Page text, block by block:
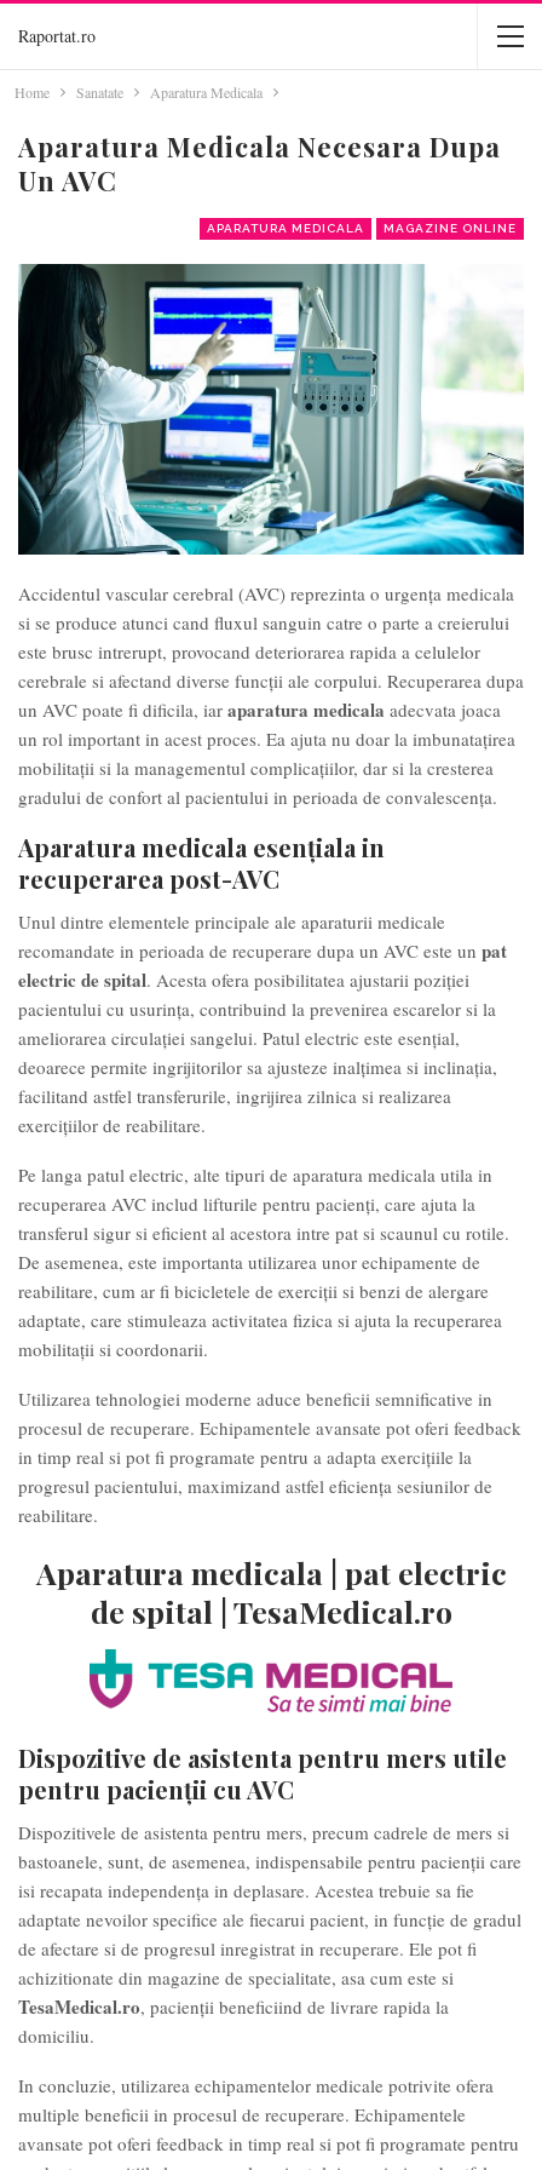
Raportat.ro
Home Sanatate Aparatura Medicala
Aparatura Medicala Necesara Dupa
Un AVC
APARATURA MEDICALA MAGAZINE ONLINE
Accidentul vascular cerebral (AVC) reprezinta o urgența medicala
si se produce atunci cand fluxul sanguin catre o parte a creierului
este brusc intrerupt, provocand deteriorarea rapida a celulelor
cerebrale si afectand diverse funcții ale corpului. Recuperarea dupa
un AVC poate fi dificila, iar aparatura medicala adecvata joaca
un rol important in acest proces. Ea ajuta nu doar la imbunatațirea
mobilitații si la managementul complicațiilor, dar si la cresterea
gradului de confort al pacientului in perioada de convalescența.
Aparatura medicala esențiala in
recuperarea post-AVC
Unul dintre elementele principale ale aparaturii medicale
recomandate in perioada de recuperare dupa un AVC este un pat
electric de spital. Acesta ofera posibilitatea ajustarii poziției
pacientului cu usurința, contribuind la prevenirea escarelor si la
ameliorarea circulației sangelui. Patul electric este esențial,
deoarece permite ingrijitorilor sa ajusteze inalțimea si inclinația,
facilitand astfel transferurile, ingrijirea zilnica si realizarea
exercițiilor de reabilitare.
Pe langa patul electric, alte tipuri de aparatura medicala utila in
recuperarea AVC includ lifturile pentru pacienți, care ajuta la
transferul sigur si eficient al acestora intre pat si scaunul cu rotile.
De asemenea, este importanta utilizarea unor echipamente de
reabilitare, cum ar fi bicicletele de exerciții si benzi de alergare
adaptate, care stimuleaza activitatea fizica si ajuta la recuperarea
mobilitații si coordonarii.
Utilizarea tehnologiei moderne aduce beneficii semnificative in
procesul de recuperare. Echipamentele avansate pot oferi feedback
in timp real si pot fi programate pentru a adapta exercițiile la
progresul pacientului, maximizand astfel eficiența sesiunilor de
reabilitare.
Aparatura medicala | pat electric
de spital | TesaMedical.ro
Dispozitive de asistenta pentru mers utile
pentru pacienții cu AVC
Dispozitivele de asistenta pentru mers, precum cadrele de mers si
bastoanele, sunt, de asemenea, indispensabile pentru pacienții care
isi recapata independența in deplasare. Acestea trebuie sa fie
adaptate nevoilor specifice ale fiecarui pacient, in funcție de gradul
de afectare si de progresul inregistrat in recuperare. Ele pot fi
achizitionate din magazine de specialitate, asa cum este si
TesaMedical.ro, pacienții beneficiind de livrare rapida la
domiciliu.
In concluzie, utilizarea echipamentelor medicale potrivite ofera
multiple beneficii in procesul de recuperare. Echipamentele
avansate pot oferi feedback in timp real si pot fi programate pentru